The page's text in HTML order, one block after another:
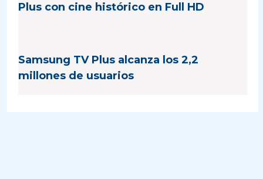
Plus con cine histórico en Full HD
Samsung TV Plus alcanza los 2,2
millones de usuarios